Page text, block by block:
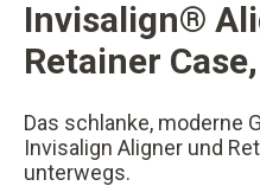
button
Invisalign®
Retainer
Das schlanke, moderne
Invisalign Aligner und
unterwegs.